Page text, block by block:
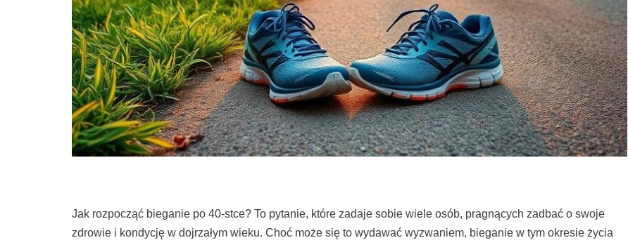
Jak rozpocząć bieganie po 40-stce? To pytanie, które zadaje sobie wiele osób, pragnących zadbać o swoje
zdrowie i kondycję w dojrzałym wieku. Choć może się to wydawać wyzwaniem, bieganie w tym okresie życia